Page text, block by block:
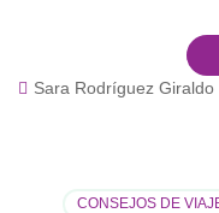
Sara Rodríguez
CONSEJOS DE